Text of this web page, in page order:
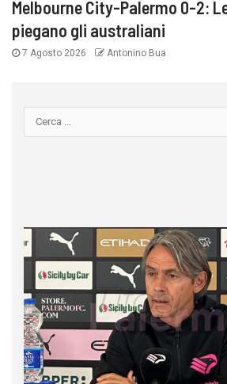
Melbourne City-Palermo 0-2:
piegano gli australiani
7 Agosto 2026 Antonino Bua